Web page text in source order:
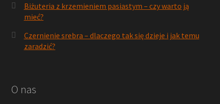
Biżuteria z krzemieniem pasiastym – czy warto ją
mieć?
Czernienie srebra – dlaczego tak się dzieje i jak temu
zaradzić?
O nas